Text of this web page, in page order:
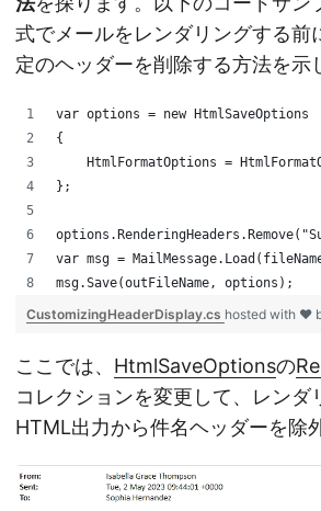
式でメールをレンダリングする前
定のヘッダーを削除する方法を示
var options = new HtmlSaveOptions
{
HtmlFormatOptions =
};
var msg =
msg.Save(outFileName, options);
CustomizingHeaderDisplay.cs hosted with ❤
ここでは、 HtmlSaveOptionsの
コレクションを変更して、レンダ
HTML出力から件名ヘッダーを除